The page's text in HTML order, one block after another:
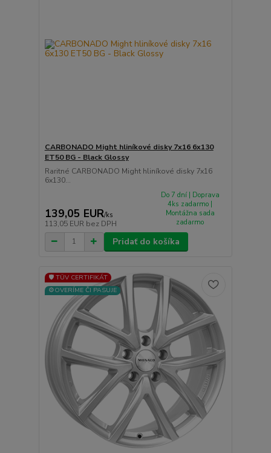
CARBONADO Might hliníkové disky 7x16 6x130
ET50 BG - Black Glossy
Raritné CARBONADO Might hliníkové disky 7x16
6x130...
139,05 EUR/ks
113,05 EUR bez DPH
Do 7 dní | Doprava
4ks zadarmo |
Montážna sada
zadarmo
Pridať do košíka
🛡️ TÜV CERTIFIKÁT
⚙️OVERÍME ČI PASUJE